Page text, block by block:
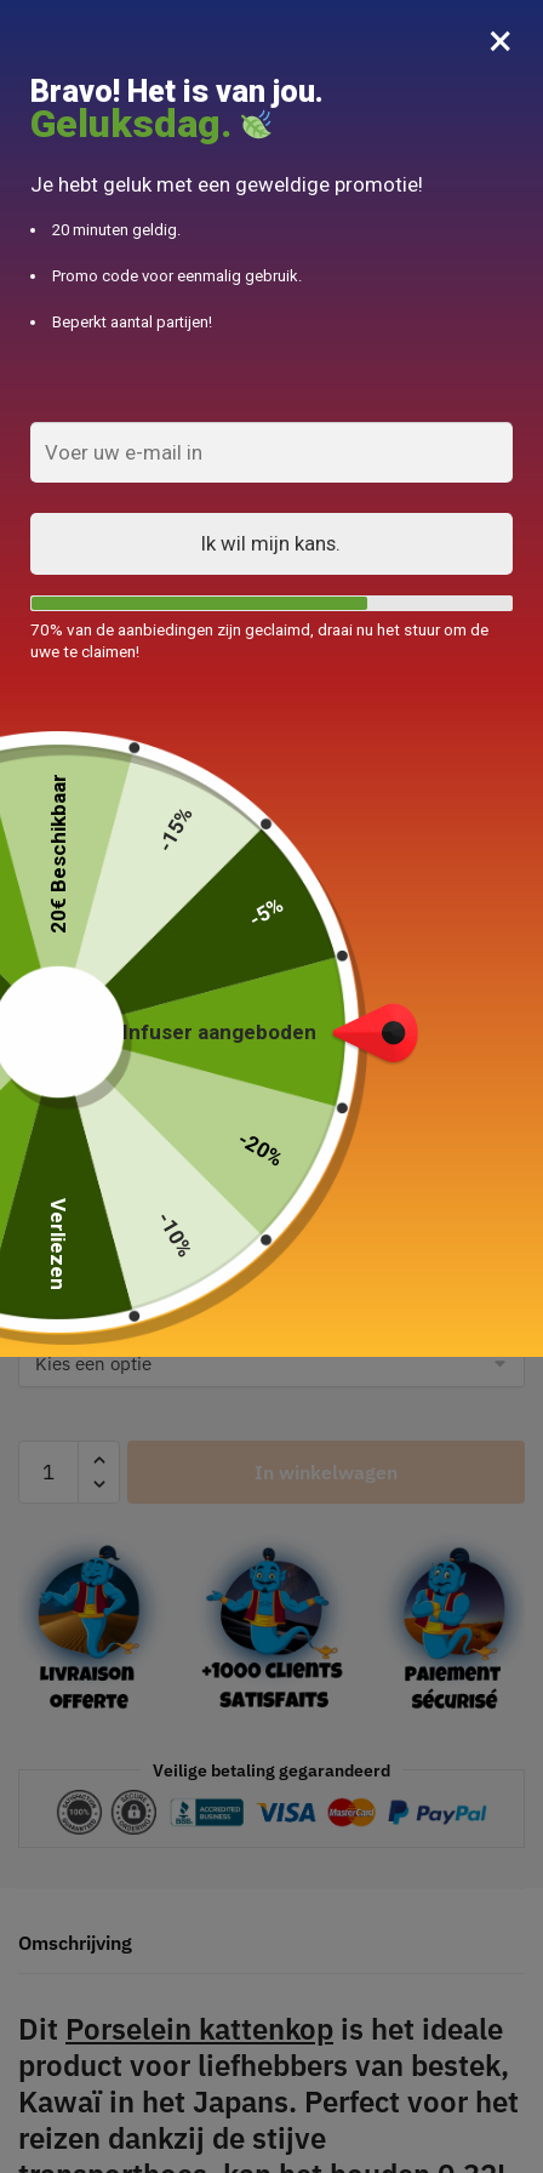
0
10% aangeboden voor 50€ aankopen met DJINN-code10
Mug Cat in Porselein
met 320ml infuser
65,00 €
Kleur
Capaciteit
In winkelwagen
Veilige betaling gegarandeerd
Omschrijving
Dit Porselein kattenkop is het ideale
product voor liefhebbers van bestek,
Kawaï in het Japans. Perfect voor het
reizen dankzij de stijve
×
Bravo! Het is van jou.
Geluksdag.
Je hebt geluk met een geweldige promotie!
20 minuten geldig.
Promo code voor eenmalig gebruik.
Beperkt aantal partijen!
Ik wil mijn kans.
70% van de aanbiedingen zijn geclaimd, draai nu het stuur om de
uwe te claimen!
Infuser aangeboden
-20%
-10%
Verliezen
20€ Beschikbaar -15%
-5%